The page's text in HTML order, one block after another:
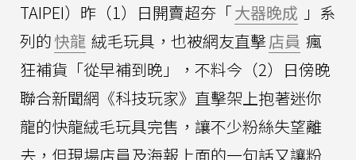
TAIPEI）昨（1）日開賣超夯「大器晚成 」系
列的快龍 絨毛玩具，也被網友直擊店員 瘋
狂補貨「從早補到晚」，不料今（2）日傍晚
聯合新聞網《科技玩家》直擊架上抱著迷你
龍的快龍絨毛玩具完售，讓不少粉絲失望離
去，但現場店員及海報上面的一句話又讓粉